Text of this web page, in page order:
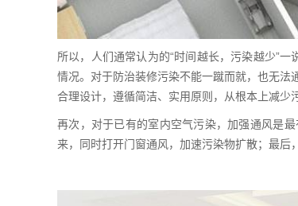
所以，人们通常认为的“时间越长，污染越少”
情况。对于防治装修污染不能一蹴而就，也无
合理设计，遵循简洁、实用原则，从根本上减少
再次，对于已有的室内空气污染，加强通风是
来，同时打开门窗通风，加速污染物扩散；最后